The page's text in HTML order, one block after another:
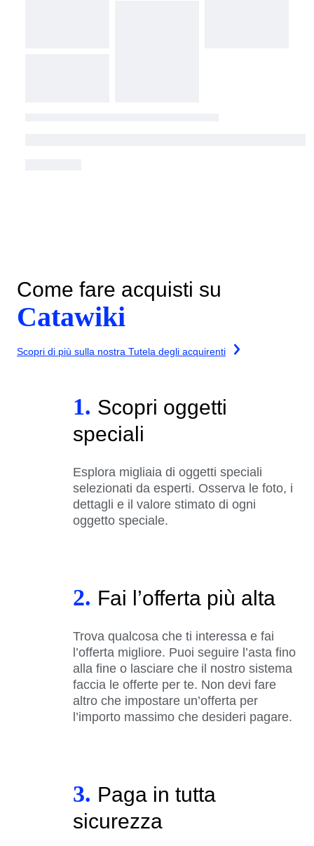
Come fare acquisti su
Catawiki
Scopri di più sulla nostra Tutela degli acquirenti
1. Scopri oggetti
speciali
Esplora migliaia di oggetti speciali
selezionati da esperti. Osserva le foto, i
dettagli e il valore stimato di ogni
oggetto speciale.
2. Fai l’offerta più alta
Trova qualcosa che ti interessa e fai
l’offerta migliore. Puoi seguire l’asta fino
alla fine o lasciare che il nostro sistema
faccia le offerte per te. Non devi fare
altro che impostare un’offerta per
l’importo massimo che desideri pagare.
3. Paga in tutta
sicurezza